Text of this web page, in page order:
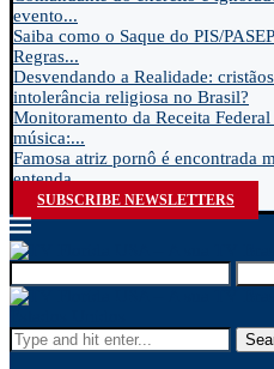
evento...
Saiba como o Saque do PIS/
Regras...
Desvendando a Realidade:
intolerância religiosa no Brasil?
Monitoramento da Receita
música:...
Famosa atriz pornô é encontrada
entenda...
SUBSCRIBE NEWSLETTERS